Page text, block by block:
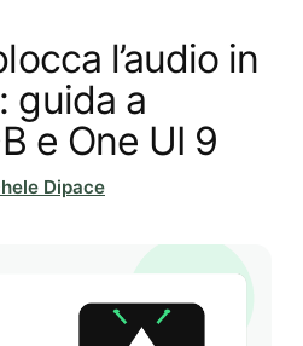
l’audio in
guida a
e One UI 9
Dipace